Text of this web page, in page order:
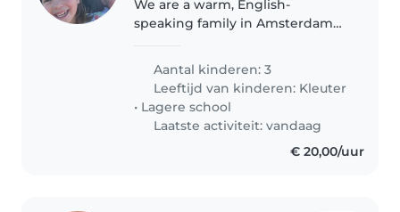
We are a warm, English-
speaking family in Amsterdam
reliable and proactive family
assistant to become a valued
part of..
Aantal kinderen: 3
Leeftijd van kinderen: Kleuter
• Lagere school
Laatste activiteit: vandaag
€ 20,00/uur